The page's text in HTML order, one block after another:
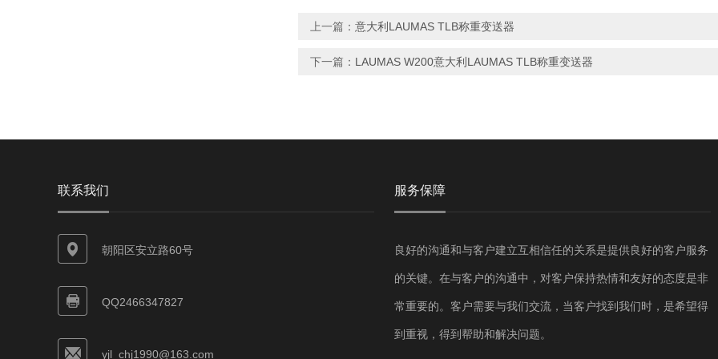
上一篇： 意大利LAUMAS TLB称重变送器
下一篇： LAUMAS W200意大利LAUMAS TLB称重变送器
联系我们
朝阳区安立路60号
QQ2466347827
yjl_chj1990@163.com
服务保障
良好的沟通和与客户建立互相信任的关系是提供良好的客户服务
的关键。在与客户的沟通中，对客户保持热情和友好的态度是非
常重要的。客户需要与我们交流，当客户找到我们时，是希望得
到重视，得到帮助和解决问题。